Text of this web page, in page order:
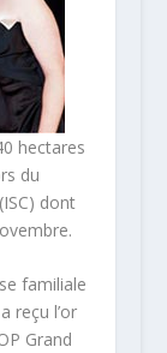
hectares
du
dont
familiale
reçu l’or
Grand